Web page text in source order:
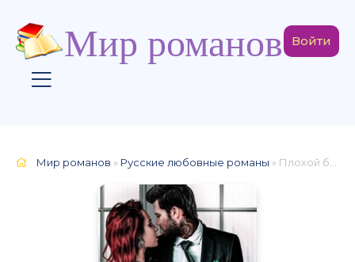
Мир романов Войти
Мир романов » Русские любовные романы » Плохой босс